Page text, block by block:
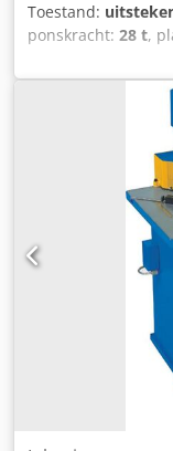
Toestand:
ponskracht: 28 t,
,
1.500 mm,
Station 1: Rotatie
Multitool Max.
traploos draaibaar
met optie voor
8-voudige
ton)
mm) y- 1580 mm
ponsarm: 1750
(105 mm) alsook
besturing /
plaatdikte: 6 mm
boven en onder,
links + rechts:
Tafelhoogte: 900